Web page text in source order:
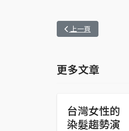
上一篇文章: 滿意的
上一頁
更多文章
台灣女性的
染髮趨勢演